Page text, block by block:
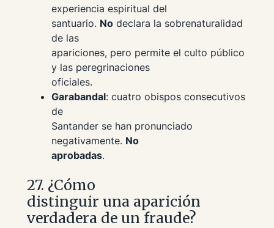
experiencia espiritual del
santuario. Nodeclara la sobrenaturalidad
de las
apariciones, pero permite el culto público
y las peregrinaciones
oficiales.
Garabandal: cuatro obispos consecutivos
de
Santander se han pronunciado
negativamente. No
aprobadas.
27. ¿Cómo
distinguir una aparición
verdadera de un fraude?